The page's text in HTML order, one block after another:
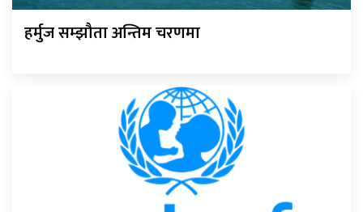
हर्मुज सम्झौता अन्तिम चरणमा